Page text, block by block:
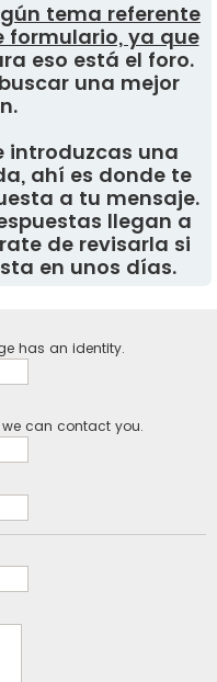
tema referente
formulario, ya que
eso está el foro.
una mejor
introduzcas una
ahí es donde te
a tu mensaje.
llegan a
de revisarla si
en unos días.
has an identity.
can contact you.